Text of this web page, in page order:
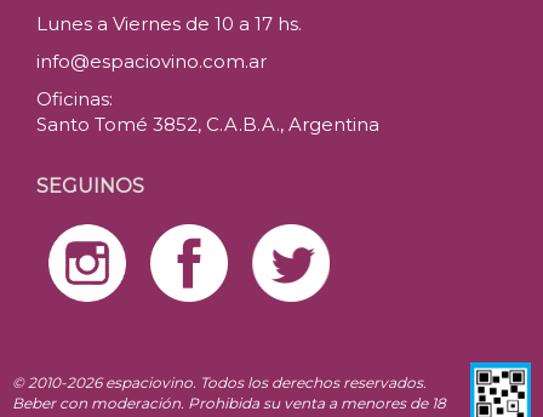
Lunes a Viernes de 10 a 17 hs.
info@espaciovino.com.ar
Oficinas:
Santo Tomé 3852, C.A.B.A., Argentina
SEGUINOS
© 2010-2026 espaciovino. Todos los derechos reservados.
Beber con moderación. Prohibida su venta a menores de 18